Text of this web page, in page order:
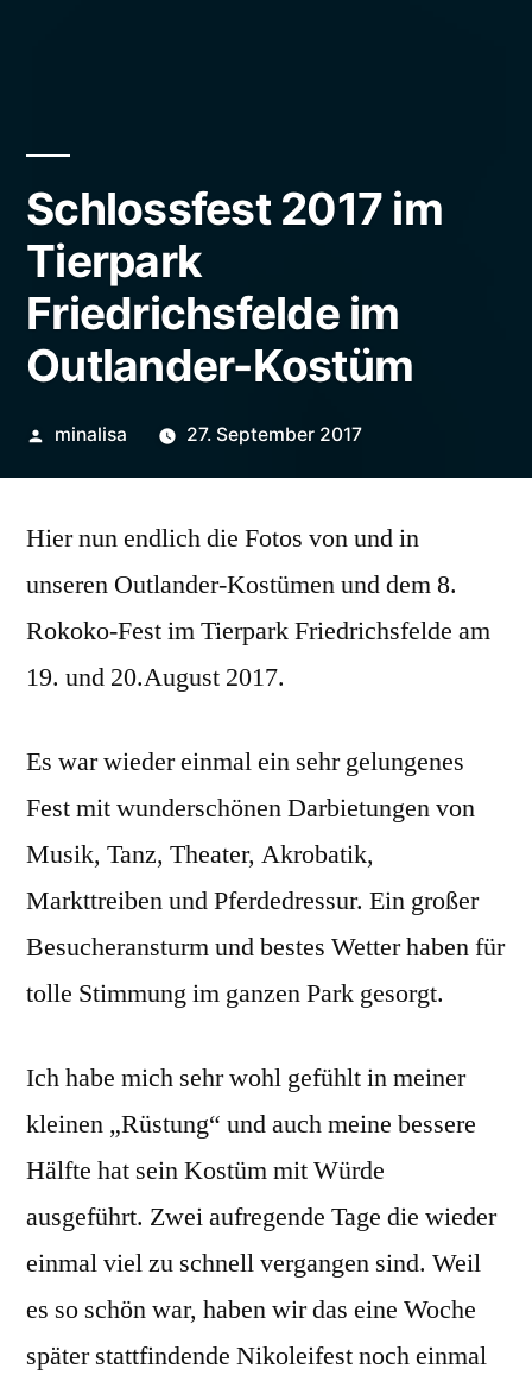
Schlossfest 2017 im
Tierpark
Friedrichsfelde im
Outlander-Kostüm
Veröffentlicht
minalisa 27. September 2017
Hier nun endlich die Fotos von und in
unseren Outlander-Kostümen und dem 8.
Rokoko-Fest im Tierpark Friedrichsfelde am
19. und 20.August 2017.
Es war wieder einmal ein sehr gelungenes
Fest mit wunderschönen Darbietungen von
Musik, Tanz, Theater, Akrobatik,
Markttreiben und Pferdedressur. Ein großer
Besucheransturm und bestes Wetter haben für
tolle Stimmung im ganzen Park gesorgt.
Ich habe mich sehr wohl gefühlt in meiner
kleinen „Rüstung“ und auch meine bessere
Hälfte hat sein Kostüm mit Würde
ausgeführt. Zwei aufregende Tage die wieder
einmal viel zu schnell vergangen sind. Weil
es so schön war, haben wir das eine Woche
später stattfindende Nikoleifest noch einmal